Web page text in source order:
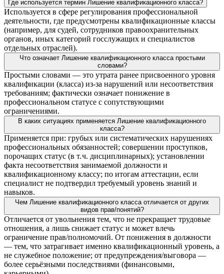
Где используется термин Лишение квалификационного класса?
Используется в сфере регулирования профессиональной
деятельности, где предусмотрены квалификационные классы
(например, для судей, сотрудников правоохранительных
органов, иных категорий госслужащих и специалистов
отдельных отраслей).
Что означает Лишение квалификационного класса простыми
словами?
Простыми словами — это утрата ранее присвоенного уровня
квалификации (класса) из‑за нарушений или несоответствия
требованиям; фактически означает понижение в
профессиональном статусе с сопутствующими
ограничениями.
В каких ситуациях применяется Лишение квалификационного
класса?
Применяется при: грубых или систематических нарушениях
профессиональных обязанностей; совершении проступков,
порочащих статус (в т. ч. дисциплинарных); установлении
факта несоответствия занимаемой должности и
квалификационному классу; по итогам аттестации, если
специалист не подтвердил требуемый уровень знаний и
навыков.
Чем Лишение квалификационного класса отличается от других
видов прав/понятий?
Отличается от увольнения тем, что не прекращает трудовые
отношения, а лишь снижает статус и может влечь
ограничение прав/полномочий. От понижения в должности
— тем, что затрагивает именно квалификационный уровень, а
не служебное положение; от предупреждения/выговора —
более серьёзными последствиями (финансовыми,